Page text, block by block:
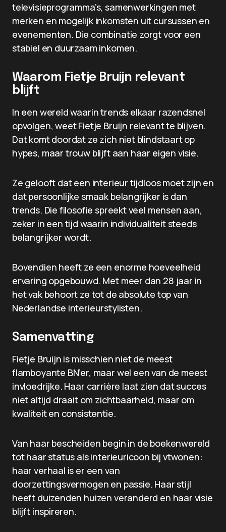
televisieprogramma’s, samenwerkingen met
merken en mogelijk inkomsten uit cursussen en
evenementen. Die combinatie zorgt voor een
stabiel en duurzaam inkomen.
Waarom Fietje Bruijn relevant
blijft
In een wereld waarin trends elkaar razendsnel
opvolgen, weet Fietje Bruijn relevant te blijven.
Dat komt doordat ze zich niet blindstaart op
hypes, maar trouw blijft aan haar eigen visie.
Ze gelooft dat een interieur tijdloos moet zijn en
dat persoonlijke smaak belangrijker is dan
trends. Die filosofie spreekt veel mensen aan,
zeker in een tijd waarin individualiteit steeds
belangrijker wordt.
Bovendien heeft ze een enorme hoeveelheid
ervaring opgebouwd. Met meer dan 28 jaar in
het vak behoort ze tot de absolute top van
Nederlandse interieurstylisten.
Samenvatting
Fietje Bruijn is misschien niet de meest
flamboyante BN’er, maar wel een van de meest
invloedrijke. Haar carrière laat zien dat succes
niet altijd draait om zichtbaarheid, maar om
kwaliteit en consistentie.
Van haar bescheiden begin in de boekenwereld
tot haar status als interieuricoon bij vtwonen:
haar verhaal is er een van
doorzettingsvermogen en passie. Haar stijl
heeft duizenden huizen veranderd en haar visie
blijft inspireren.